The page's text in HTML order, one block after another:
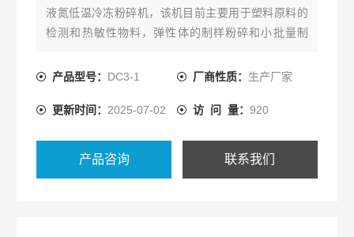
液氮低温冷冻粉碎机，该机目前主要用于塑料原料的
检测和热敏性物料，弹性体的制样粉碎和小批量制
产品型号： DC3-1 厂商性质： 生产厂家
更新时间： 2025-07-02 访 问 量： 920
产品咨询 联系我们